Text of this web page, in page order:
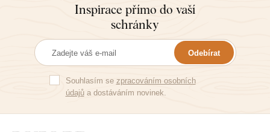
Inspirace přímo do vaší
schránky
Odebírat
Souhlasím se zpracováním osobních
údajůa dostáváním novinek.